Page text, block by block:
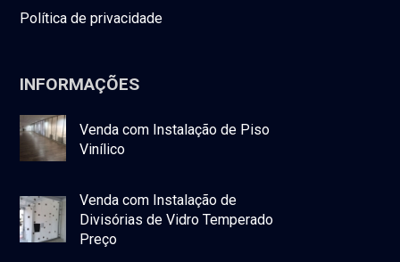
Política de privacidade
INFORMAÇÕES
Venda com Instalação de Piso
Vinílico
Venda com Instalação de
Divisórias de Vidro Temperado
Preço